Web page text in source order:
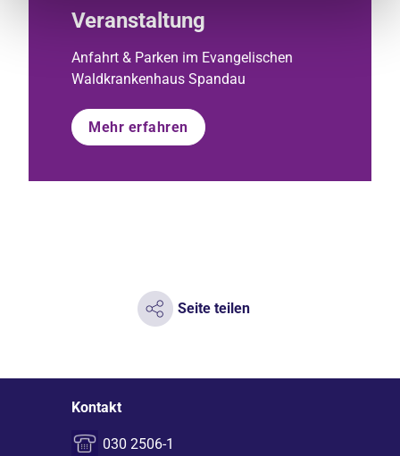
Veranstaltung
Anfahrt & Parken im Evangelischen
Waldkrankenhaus Spandau
Mehr erfahren
Seite teilen
Kontakt
030 2506-1